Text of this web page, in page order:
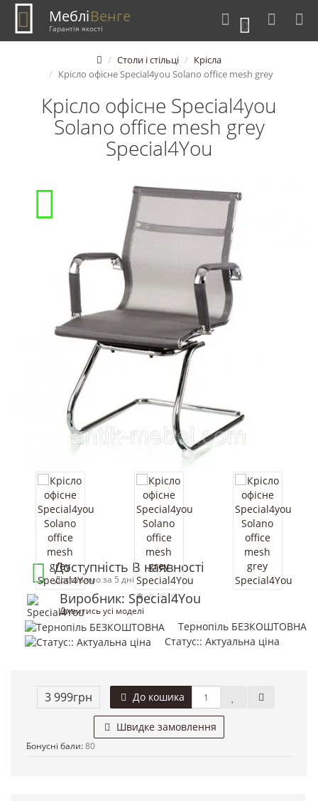
0
МебліВенге
Гарантія якості
Столи і стільці
Крісла
Крісло офісне Special4you Solano office mesh grey
Крісло офісне Special4you
Solano office mesh grey
Special4You
Доступність В наявності
Доставимо за 5 дні
Виробник: Special4You
Дивитись усі моделі
Тернопіль БЕЗКОШТОВНА
Статус:: Актуальна ціна
3 999грн До кошика
Швидке замовлення
Бонусні бали:80